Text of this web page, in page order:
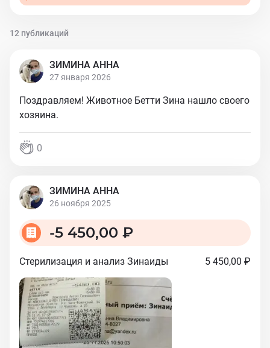
12 публикаций
ЗИМИНА АННА
27 января 2026
Поздравляем! Животное Бетти Зина нашло своего
хозяина.
0
ЗИМИНА АННА
26 ноября 2025
-5 450,00 ₽
Стерилизация и анализ Зинаиды 5 450,00 ₽